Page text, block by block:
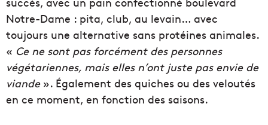
Notre-Dame : pita, club, au levain… avec
toujours une alternative sans protéines animales.
« Ce ne sont pas forcément des personnes
végétariennes, mais elles n’ont juste pas envie de
viande». Également des quiches ou des veloutés
en ce moment, en fonction des saisons.